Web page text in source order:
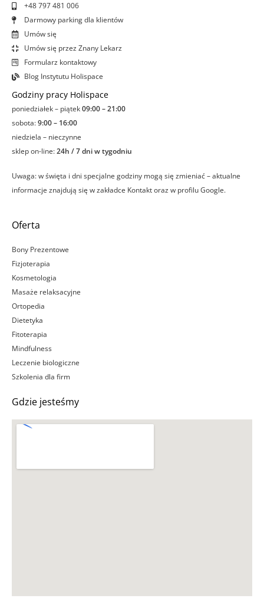
+48 797 481 006
Darmowy parking dla klientów
Umów się
Umów się przez Znany Lekarz
Formularz kontaktowy
Blog Instytutu Holispace
Godziny pracy Holispace
poniedziałek – piątek09:00 – 21:00
sobota:9:00 – 16:00
niedziela – nieczynne
sklep on-line:24h / 7 dni w tygodniu
Uwaga: w święta i dni specjalne godziny mogą się zmieniać – aktualne
informacje znajdują się w zakładce Kontakt oraz w profilu Google.
Oferta
Bony Prezentowe
Fizjoterapia
Kosmetologia
Masaże relaksacyjne
Ortopedia
Dietetyka
Fitoterapia
Mindfulness
Leczenie biologiczne
Szkolenia dla firm
Gdzie jesteśmy